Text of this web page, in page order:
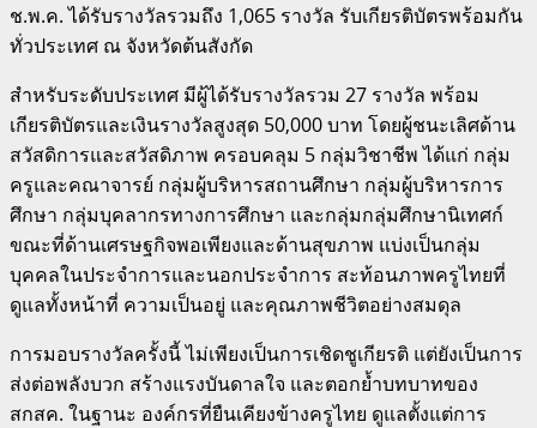
ช.พ.ค. ได้รับรางวัลรวมถึง 1,065 รางวัล รับเกียรติบัตรพร้อมกัน
ทั่วประเทศ ณ จังหวัดต้นสังกัด
สำหรับระดับประเทศ มีผู้ได้รับรางวัลรวม 27 รางวัล พร้อม
เกียรติบัตรและเงินรางวัลสูงสุด 50,000 บาท โดยผู้ชนะเลิศด้าน
สวัสดิการและสวัสดิภาพ ครอบคลุม 5 กลุ่มวิชาชีพ ได้แก่ กลุ่ม
ครูและคณาจารย์ กลุ่มผู้บริหารสถานศึกษา กลุ่มผู้บริหารการ
ศึกษา กลุ่มบุคลากรทางการศึกษา และกลุ่มกลุ่มศึกษานิเทศก์
ขณะที่ด้านเศรษฐกิจพอเพียงและด้านสุขภาพ แบ่งเป็นกลุ่ม
บุคคลในประจำการและนอกประจำการ สะท้อนภาพครูไทยที่
ดูแลทั้งหน้าที่ ความเป็นอยู่ และคุณภาพชีวิตอย่างสมดุล
การมอบรางวัลครั้งนี้ ไม่เพียงเป็นการเชิดชูเกียรติ แต่ยังเป็นการ
ส่งต่อพลังบวก สร้างแรงบันดาลใจ และตอกย้ำบทบาทของ
สกสค. ในฐานะ องค์กรที่ยืนเคียงข้างครูไทย ดูแลตั้งแต่การ